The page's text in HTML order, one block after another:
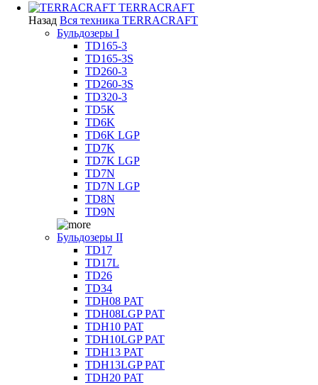
TERRACRAFT
Назад Вся техника TERRACRAFT
Бульдозеры I
TD165-3
TD165-3S
TD260-3
TD260-3S
TD320-3
TD5K
TD6K
TD6K LGP
TD7K
TD7K LGP
TD7N
TD7N LGP
TD8N
TD9N
Бульдозеры II
TD17
TD17L
TD26
TD34
TDH08 PAT
TDH08LGP PAT
TDH10 PAT
TDH10LGP PAT
TDH13 PAT
TDH13LGP PAT
TDH20 PAT